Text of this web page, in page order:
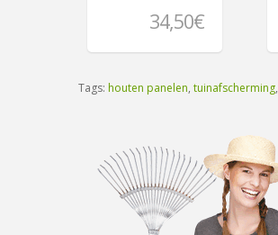
34,50€
Tags: houten panelen, tuinafscherming,